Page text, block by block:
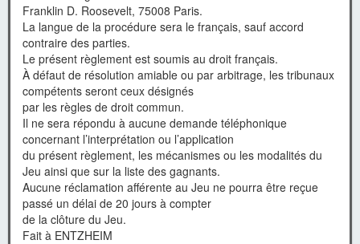
Franklin D. Roosevelt, 75008 Paris.
La langue de la procédure sera le français, sauf accord
contraire des parties.
Le présent règlement est soumis au droit français.
À défaut de résolution amiable ou par arbitrage, les tribunaux
compétents seront ceux désignés
par les règles de droit commun.
Il ne sera répondu à aucune demande téléphonique
concernant l’interprétation ou l’application
du présent règlement, les mécanismes ou les modalités du
Jeu ainsi que sur la liste des gagnants.
Aucune réclamation afférente au Jeu ne pourra être reçue
passé un délai de 20 jours à compter
de la clôture du Jeu.
Fait à ENTZHEIM